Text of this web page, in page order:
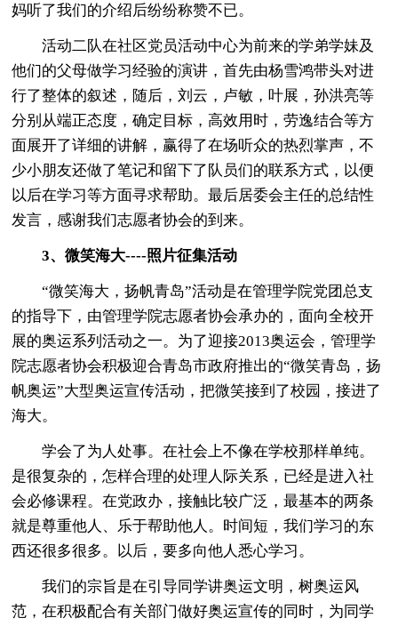
妈听了我们的介绍后纷纷称赞不已。
活动二队在社区党员活动中心为前来的学弟学妹及
他们的父母做学习经验的演讲，首先由杨雪鸿带头对进
行了整体的叙述，随后，刘云，卢敏，叶展，孙洪亮等
分别从端正态度，确定目标，高效用时，劳逸结合等方
面展开了详细的讲解，赢得了在场听众的热烈掌声，不
少小朋友还做了笔记和留下了队员们的联系方式，以便
以后在学习等方面寻求帮助。最后居委会主任的总结性
发言，感谢我们志愿者协会的到来。
3、微笑海大----照片征集活动
“微笑海大，扬帆青岛”活动是在管理学院党团总支
的指导下，由管理学院志愿者协会承办的，面向全校开
展的奥运系列活动之一。为了迎接2013奥运会，管理学
院志愿者协会积极迎合青岛市政府推出的“微笑青岛，扬
帆奥运”大型奥运宣传活动，把微笑接到了校园，接进了
海大。
学会了为人处事。在社会上不像在学校那样单纯。
是很复杂的，怎样合理的处理人际关系，已经是进入社
会必修课程。在党政办，接触比较广泛，最基本的两条
就是尊重他人、乐于帮助他人。时间短，我们学习的东
西还很多很多。以后，要多向他人悉心学习。
我们的宗旨是在引导同学讲奥运文明，树奥运风
范，在积极配合有关部门做好奥运宣传的同时，为同学